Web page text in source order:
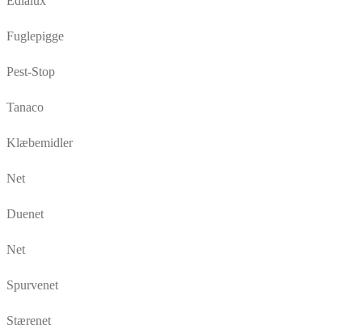
Fuglepigge
Pest-Stop
Tanaco
Klæbemidler
Net
Duenet
Net
Spurvenet
Stærenet